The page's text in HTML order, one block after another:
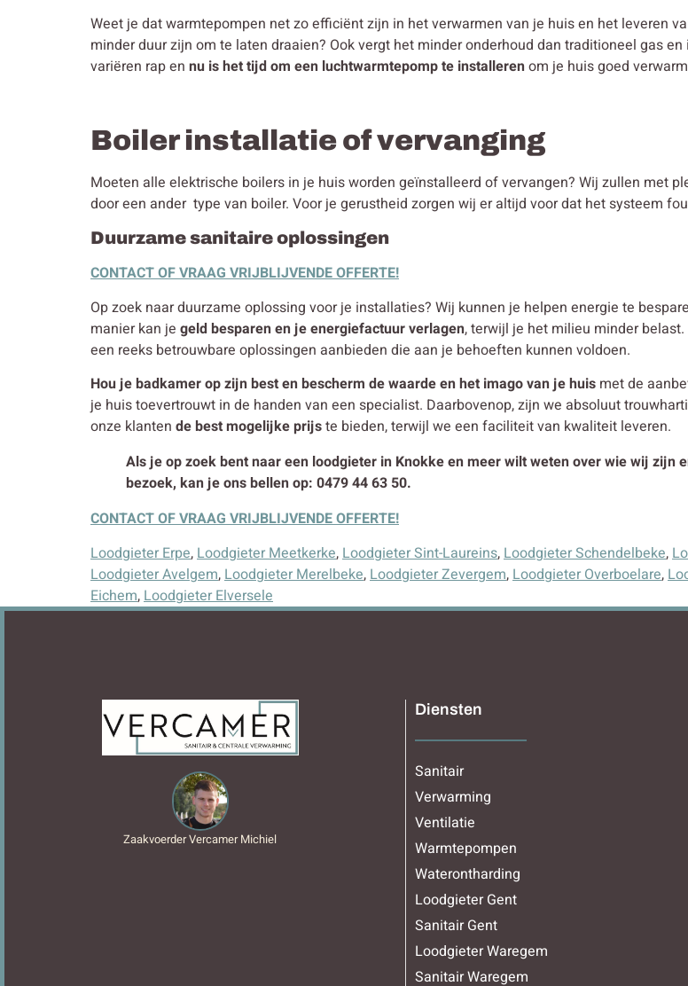
Weet je dat warmtepompen net zo efficiënt zijn in het verwarmen van je huis en het leveren
minder duur zijn om te laten draaien? Ook vergt het minder onderhoud dan traditioneel gas
variëren rap en nu is het tijd om een luchtwarmtepomp te installerenom je huis goed
Boiler installatie of vervanging
Moeten alle elektrische boilers in je huis worden geïnstalleerd of vervangen? Wij zullen met
door een ander type van boiler. Voor je gerustheid zorgen wij er altijd voor dat het systeem
Duurzame sanitaire oplossingen
CONTACT OF VRAAG VRIJBLIJVENDE OFFERTE!
Op zoek naar duurzame oplossing voor je installaties? Wij kunnen je helpen energie te
manier kan je geld besparen en je energiefactuur verlagen, terwijl je het milieu minder belast.
een reeks betrouwbare oplossingen aanbieden die aan je behoeften kunnen voldoen.
Hou je badkamer op zijn best en bescherm de waarde en het imago van je huis met de
je huis toevertrouwt in de handen van een specialist. Daarbovenop, zijn we absoluut
onze klanten de best mogelijke prijste bieden, terwijl we een faciliteit van kwaliteit leveren.
Als je op zoek bent naar een loodgieter in Knokke en meer wilt weten over wie wij
bezoek, kan je ons bellen op: 0479 44 63 50.
CONTACT OF VRAAG VRIJBLIJVENDE OFFERTE!
Loodgieter Erpe, Loodgieter Meetkerke, Loodgieter Sint-Laureins, Loodgieter Schendelbeke,
Loodgieter Avelgem, Loodgieter Merelbeke, Loodgieter Zevergem, Loodgieter Overboelare,
Eichem, Loodgieter Elversele
Zaakvoerder Vercamer Michiel
Diensten
Sanitair
Verwarming
Ventilatie
Warmtepompen
Waterontharding
Loodgieter Gent
Sanitair Gent
Loodgieter Waregem
Sanitair Waregem